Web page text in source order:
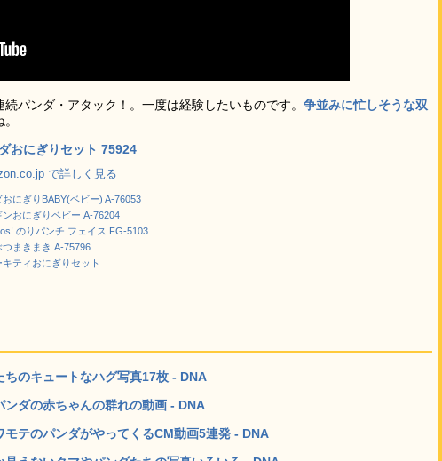
パンダ・アタック！。一度は経験したいものです。 争並みに忙しそうな双
おにぎりセット 75924
で詳しく見る
おにぎりBABY(ベビー) A-76053
ンおにぎりベビー A-76204
のりパンチ フェイス FG-5103
つまきまき A-75796
キティおにぎりセット
のキュートなハグ写真17枚 - DNA
ダの赤ちゃんの群れの動画 - DNA
モテのパンダがやってくるCM動画5連発 - DNA